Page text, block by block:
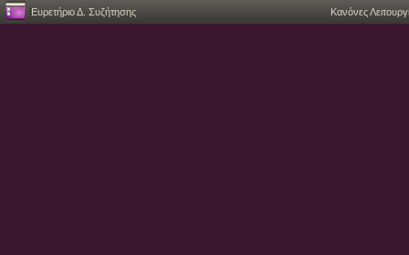
Ευρετήριο Δ. Συζήτησης Κανόνες